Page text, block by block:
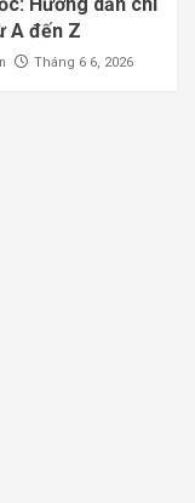
Hướng dẫn chi
A đến Z
Tháng 6 6, 2026